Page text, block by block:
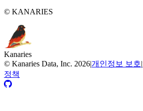
© KANARIES
Kanaries
© Kanaries Data, Inc. 2026|개인정보 보호|
정책